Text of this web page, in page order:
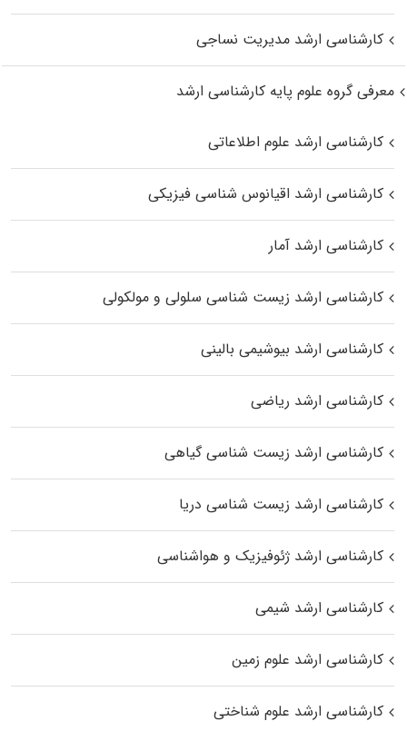
کارشناسی ارشد مدیریت نساجی
معرفی گروه علوم پایه کارشناسی ارشد
کارشناسی ارشد علوم اطلاعاتی
کارشناسی ارشد اقیانوس‌ شناسی فیزیکی
کارشناسی ارشد آمار
کارشناسی ارشد زیست شناسی سلولی و مولکولی
کارشناسی ارشد بیوشیمی بالینی
کارشناسی ارشد ریاضی
کارشناسی ارشد زیست‌ شناسی گیاهی
کارشناسی ارشد زیست‌ شناسی دریا
کارشناسی ارشد ژئوفیزیک و هواشناسی
کارشناسی ارشد شیمی
کارشناسی ارشد علوم زمین
کارشناسی ارشد علوم شناختی